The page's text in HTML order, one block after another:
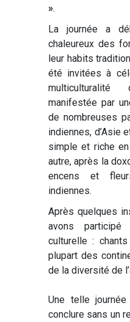
».
La journée a
chaleureux des
leur habits
été invitées à
manifestée par
de nombreuses
indiennes, d’Asie
simple et riche
autre, après la
encens et
indiennes.
Après quelques
avons participé
culturelle :
plupart des
de la diversité de
Une telle
conclure sans un